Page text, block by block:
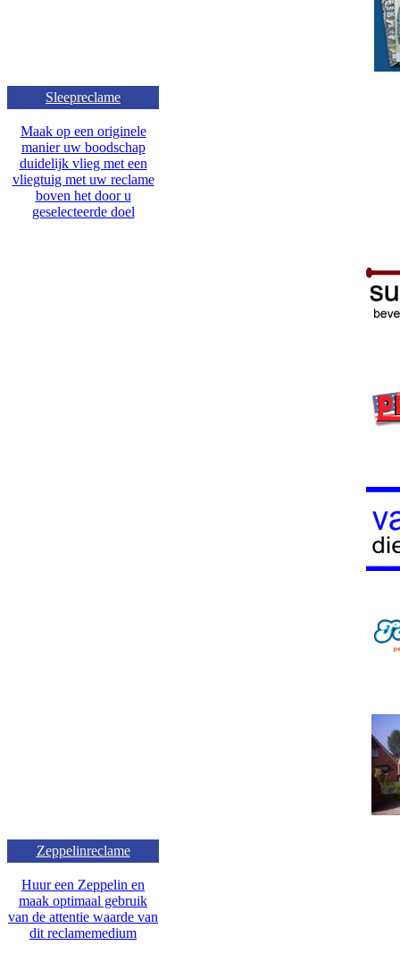
Sleepreclame
Maak op een originele
manier uw boodschap
duidelijk vlieg met een
vliegtuig met uw reclame
boven het door u
geselecteerde doel
Zeppelinreclame
Huur een Zeppelin en
maak optimaal gebruik
van de attentie waarde van
dit reclamemedium